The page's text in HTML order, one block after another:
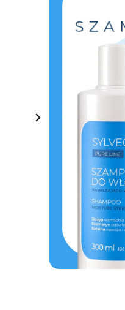
pasm, a
17.99
Najniższa
Na stanie